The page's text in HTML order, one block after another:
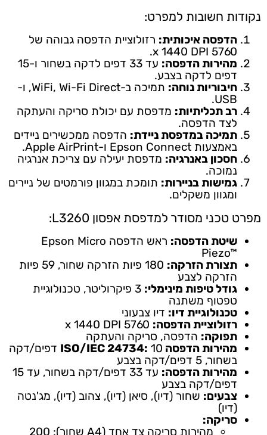
נקודות חשובות למפרט:
הדפסה איכותית: רזולוציית הדפסה גבוהה של
5760 x 1440 DPI.
מהירות הדפסה:
עד 33 דפים לדקה בשחור ו-15
דפים לדקה בצבע.
חיבוריות נוחה:
תמיכה ב-WiFi, Wi-Fi Direct, ו-
USB.
רב תכליתיות: מדפסת עם יכולת סריקה והעתקה
לצד הדפסה.
תמיכה במדפסת ניידת: הדפסה ממכשירים ניידים
באמצעות Epson Connect ו-Apple AirPrint.
חסכון באנרגיה: מדפסת יעילה עם צריכת אנרגיה
נמוכה.
גמישות בניירות: תומכת במגוון פורמטים של ניירים
ומגוון משקלים.
מפרט טכני מסודר למדפסת אפסון L3260:
שיטת הדפסה:
ראש הדפסה Epson Micro
Piezo™‎
תצורת הזרקה:
180 פיות הזרקה שחור, 59 פיות
הזרקה לצבע
גודל טיפות מינימלי:
3 פיקרוליטר, טכנולוגיית
טפטוף משתנה
טכנולוגיית דיו: דיו צבעוני
רזולוציית הדפסה:
תפוקה: הדפסה, סריקה והעתקה
מהירות הדפסה ISO/IEC 24734:
10 דפים/דקה
בשחור, 5 דפים/דקה בצבע
מהירות הדפסה:
עד 33 דפים/דקה בשחור, עד 15
דפים/דקה בצבע
צבעים: שחור (דיו), סיאן (דיו), צהוב (דיו), מג'נטה
(דיו)
סריקה:
מהירות סריקה צד אחד (A4 שחור): 200